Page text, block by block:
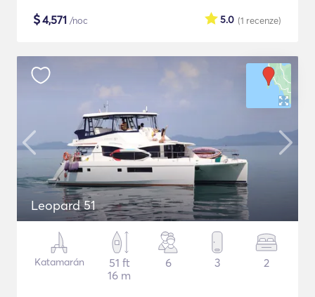
$4,571 /noc (1 recenze)
5.0
Leopard 51
Katamarán
51 ft
16 m
6 3 2